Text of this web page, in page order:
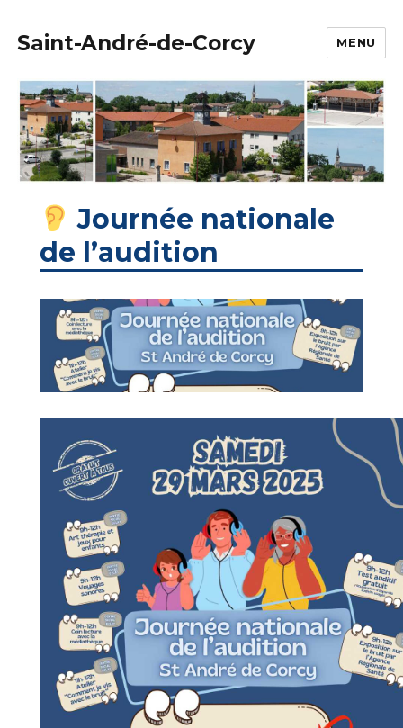
Saint-André-de-Corcy MENU
Journée nationale
de l’audition